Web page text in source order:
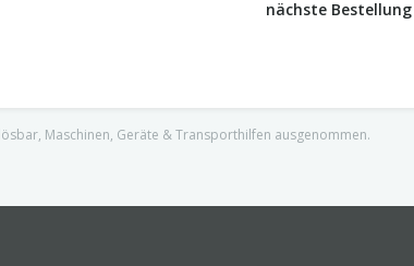
nächste
Maschinen, Geräte & Transporthilfen ausgenommen.